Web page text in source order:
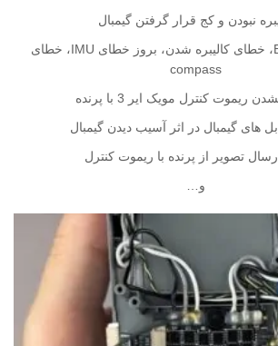
نبودن و کج قرار گرفتن گیمبال
بروز خطای ESC، خطای کالیبره شدن، بروز خطای IMU، خطای
compass
ریموت کنترل مویک ایر 3 با پرنده
های گیمبال در اثر آسیب دیدن گیمبال
تصویر از پرنده با ریموت کنترل
و…